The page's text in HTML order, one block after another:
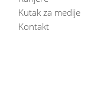
Kutak za medije
Kontakt